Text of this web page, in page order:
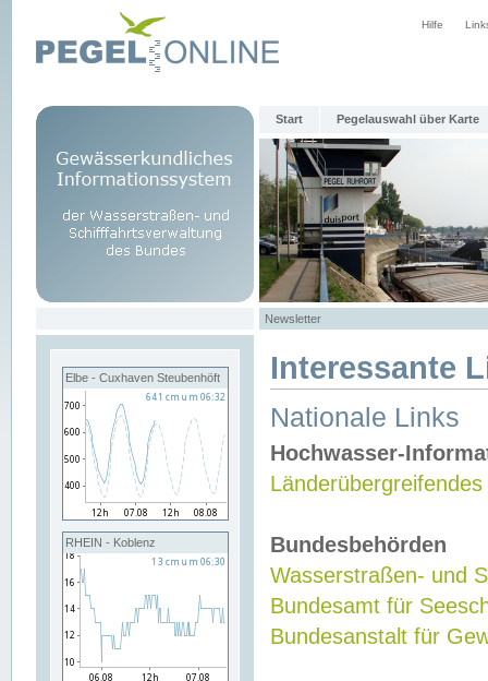
Hilfe
Start Pegelauswahl über Karte
Newsletter
Elbe - Cuxhaven Steubenhöft
RHEIN - Koblenz
Interessante
Nationale Links
Hochwasser-
Bundesbehörden
Wasserstraßen- und
Bundesamt für
Bundesanstalt für